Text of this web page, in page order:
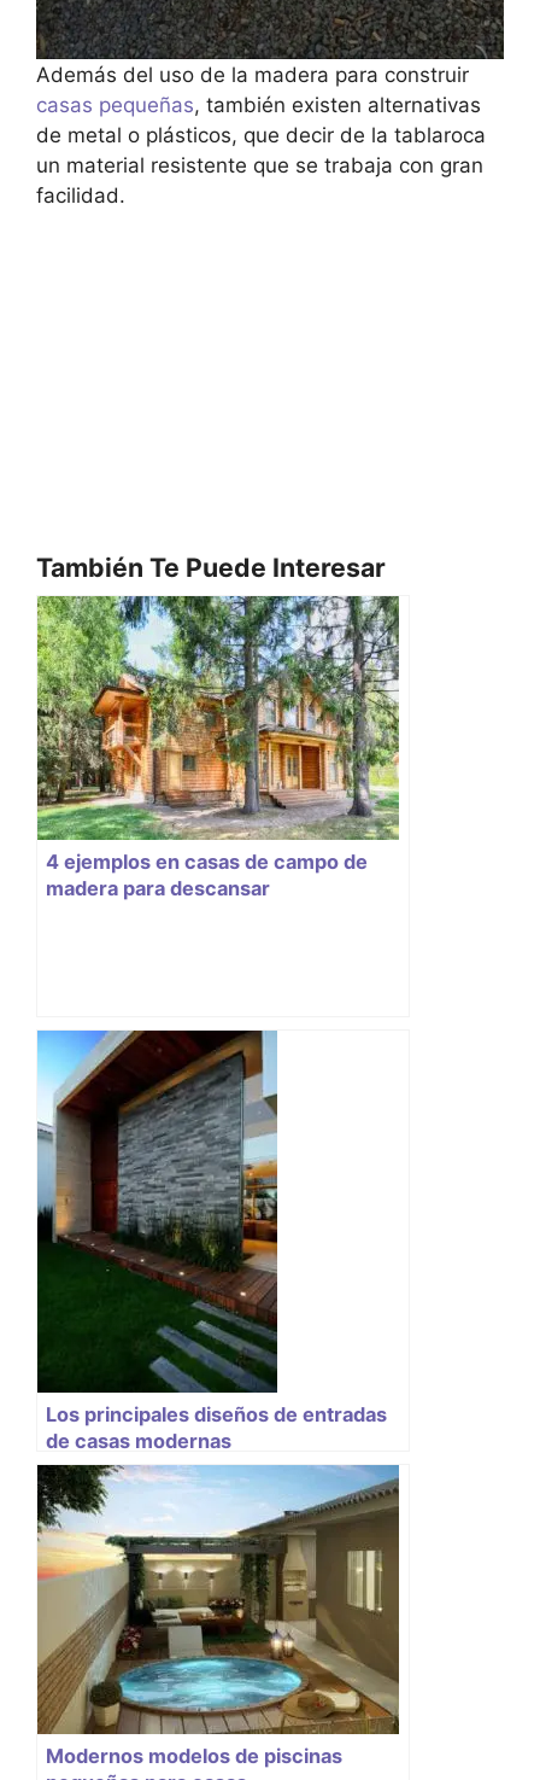
Además del uso de la madera para construir
casas pequeñas, también existen alternativas
de metal o plásticos, que decir de la tablaroca
un material resistente que se trabaja con gran
facilidad.
También Te Puede Interesar
4 ejemplos en casas de campo de
madera para descansar
Los principales diseños de entradas
de casas modernas
Modernos modelos de piscinas